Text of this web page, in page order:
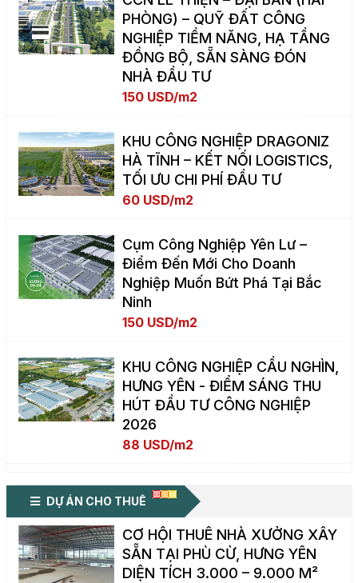
PHÒNG) – QUỸ ĐẤT CÔNG
NGHIỆP TIỀM NĂNG, HẠ TẦNG
ĐỒNG BỘ, SẴN SÀNG ĐÓN
NHÀ ĐẦU TƯ
150 USD/m2
KHU CÔNG NGHIỆP DRAGONIZ
HÀ TĨNH – KẾT NỐI LOGISTICS,
TỐI ƯU CHI PHÍ ĐẦU TƯ
60 USD/m2
Cụm Công Nghiệp Yên Lư –
Điểm Đến Mới Cho Doanh
Nghiệp Muốn Bứt Phá Tại Bắc
Ninh
150 USD/m2
KHU CÔNG NGHIỆP CẦU NGHÌN,
HƯNG YÊN - ĐIỂM SÁNG THU
HÚT ĐẦU TƯ CÔNG NGHIỆP
2026
88 USD/m2
DỰ ÁN CHO THUÊ
CƠ HỘI THUÊ NHÀ XƯỞNG XÂY
SẴN TẠI PHÙ CỪ, HƯNG YÊN
DIỆN TÍCH 3.000 – 9.000 M²